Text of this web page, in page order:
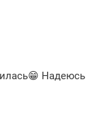
Надеюсь